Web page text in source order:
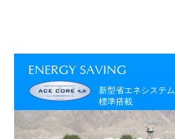
ENERGY SAVING
新型省エネシステム
標準搭載